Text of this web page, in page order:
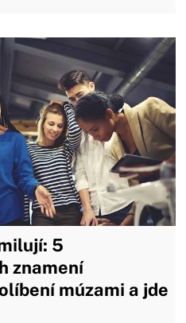
5
znamení
múzami a jde